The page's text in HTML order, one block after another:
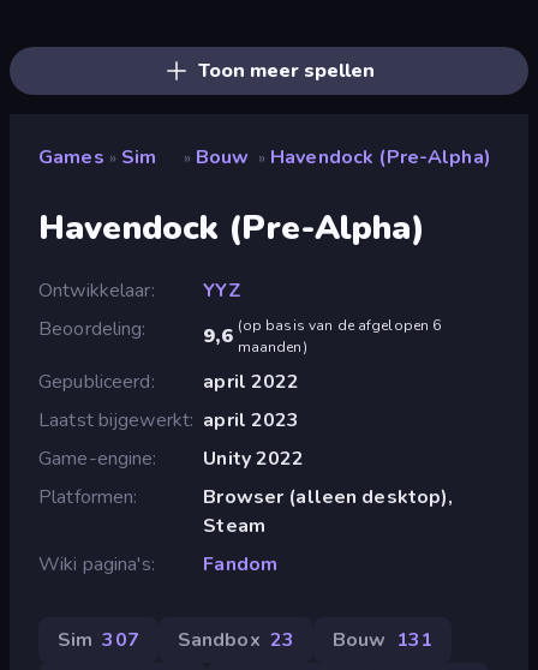
Toon meer spellen
Games » Sim » Bouw » Havendock (Pre-Alpha)
Havendock (Pre-Alpha)
Ontwikkelaar
YYZ
Beoordeling
9,6 (op basis van de afgelopen 6
maanden)
Gepubliceerd
april 2022
Laatst bijgewerkt april 2023
Game-engine
Unity 2022
Platformen
Browser (alleen desktop),
Steam
Wiki pagina's
Fandom
Sim 307 Sandbox 23 Bouw 131